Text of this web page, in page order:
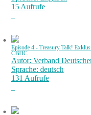
15 Aufrufe
Episode 4 - Treasury Talk!
CBDC
Autor: Verband
Sprache: deutsch
131 Aufrufe